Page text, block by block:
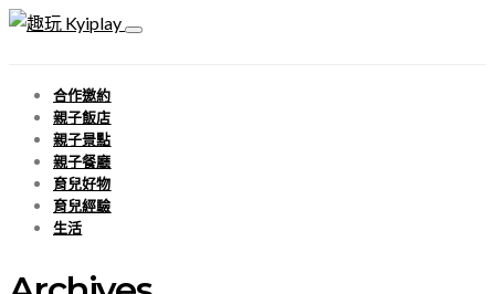
合作邀約
親子飯店
親子景點
親子餐廳
育兒好物
育兒經驗
生活